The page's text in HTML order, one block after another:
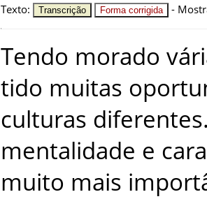
Texto: Transcrição Forma corrigida -
Tendo morado
tido muitas
culturas diferentes
mentalidade e
muito mais